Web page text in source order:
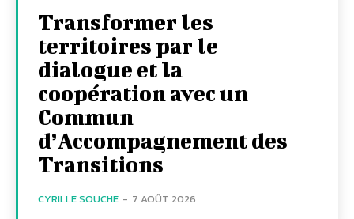
Transformer les
territoires par le
dialogue et la
coopération avec un
Commun
d’Accompagnement des
Transitions
CYRILLE SOUCHE - 7 AOÛT 2026